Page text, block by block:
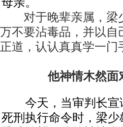
对于晚辈亲属，梁
万不要沾毒品，并以
正道，认认真真学一
他神情木然面
今天，当审判长宣
死刑执行命令时，梁